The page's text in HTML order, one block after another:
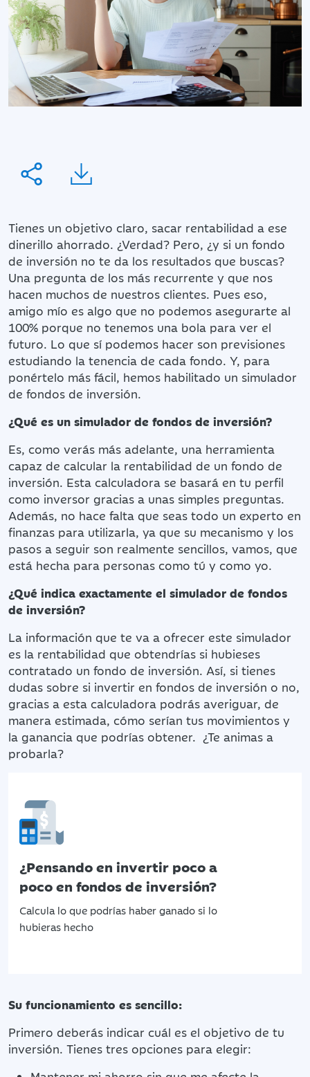
Tienes un objetivo claro, sacar rentabilidad a ese
dinerillo ahorrado. ¿Verdad? Pero, ¿y si un fondo
de inversión no te da los resultados que buscas?
Una pregunta de los más recurrente y que nos
hacen muchos de nuestros clientes. Pues eso,
amigo mío es algo que no podemos asegurarte al
100% porque no tenemos una bola para ver el
futuro. Lo que sí podemos hacer son previsiones
estudiando la tenencia de cada fondo. Y, para
ponértelo más fácil, hemos habilitado un simulador
de fondos de inversión.
¿Qué es un simulador de fondos de inversión?
Es, como verás más adelante, una herramienta
capaz de calcular la rentabilidad de un fondo de
inversión. Esta calculadora se basará en tu perfil
como inversor gracias a unas simples preguntas.
Además, no hace falta que seas todo un experto en
finanzas para utilizarla, ya que su mecanismo y los
pasos a seguir son realmente sencillos, vamos, que
está hecha para personas como tú y como yo.
¿Qué indica exactamente el simulador de fondos
de inversión?
La información que te va a ofrecer este simulador
es la rentabilidad que obtendrías si hubieses
contratado un fondo de inversión. Así, si tienes
dudas sobre si invertir en fondos de inversión o no,
gracias a esta calculadora podrás averiguar, de
manera estimada, cómo serían tus movimientos y
la ganancia que podrías obtener. ¿Te animas a
probarla?
¿Pensando en invertir poco a
poco en fondos de inversión?
Calcula lo que podrías haber ganado si lo
hubieras hecho
Su funcionamiento es sencillo:
Primero deberás indicar cuál es el objetivo de tu
inversión. Tienes tres opciones para elegir: